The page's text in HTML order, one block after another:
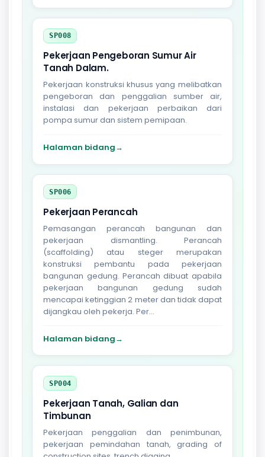
SP008
Pekerjaan Pengeboran Sumur Air
Tanah Dalam.
Pekerjaan konstruksi khusus yang melibatkan
pengeboran dan penggalian sumber air,
instalasi dan pekerjaan perbaikan dari
pompa sumur dan sistem pemipaan.
Halaman bidang→
SP006
Pekerjaan Perancah
Pemasangan perancah bangunan dan
pekerjaan dismantling. Perancah
(scaffolding) atau steger merupakan
konstruksi pembantu pada pekerjaan
bangunan gedung. Perancah dibuat apabila
pekerjaan bangunan gedung sudah
mencapai ketinggian 2 meter dan tidak dapat
dijangkau oleh pekerja. Per...
Halaman bidang→
SP004
Pekerjaan Tanah, Galian dan
Timbunan
Pekerjaan penggalian dan penimbunan,
pekerjaan pemindahan tanah, grading of